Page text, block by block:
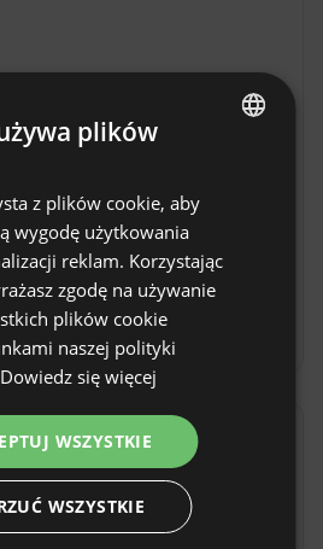
Pilec w Reszlu
Pilec w Reszlu to idealne
w sercu Warmii i
miasteczko z bogatą
turystyce.
zakwaterowanie
do zwiedzania
Warto poznać lokalne
spokojem Natury, która
To miejsce dla tych,
z Naturą i chcą
z dala od miejskiego
SPANISH
GERMAN
DUTCH
plików
z plików cookie, aby
wygodę użytkowania
reklam. Korzystając
zgodę na używanie
plików cookie
naszej polityki
Dowiedz się więcej
WSZYSTKIE
WSZYSTKIE